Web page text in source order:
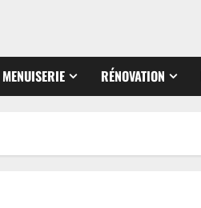
MENUISERIE RÉNOVATION